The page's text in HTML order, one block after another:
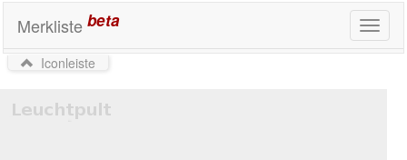
Toggle
Merkliste beta
Iconleiste